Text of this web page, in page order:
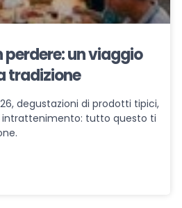
perdere: un viaggio
tradizione
degustazioni di prodotti tipici,
tutto questo ti